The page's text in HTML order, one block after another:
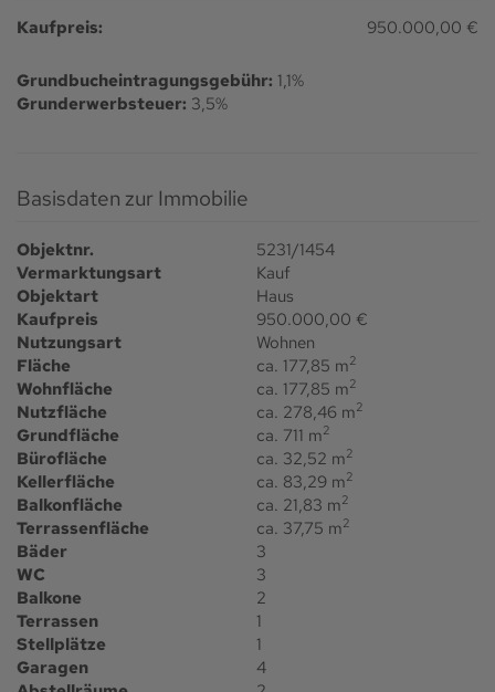
Kaufpreis: 950.000,00 €
Grundbucheintragungsgebühr: 1,1%
Grunderwerbsteuer: 3,5%
Basisdaten zur Immobilie
Objektnr.
5231/1454
Vermarktungsart
Kauf
Objektart
Haus
Kaufpreis
950.000,00 €
Nutzungsart
Wohnen
Fläche
ca. 177,85 m2
Wohnfläche ca. 177,85 m2
Nutzfläche ca. 278,46 m2
Grundfläche ca. 711 m2
Bürofläche ca. 32,52 m2
Kellerfläche ca. 83,29 m2
Balkonfläche ca. 21,83 m2
Terrassenfläche ca. 37,75 m2
Bäder
3
WC
3
Balkone
2
Terrassen
1
Stellplätze
1
Garagen
4